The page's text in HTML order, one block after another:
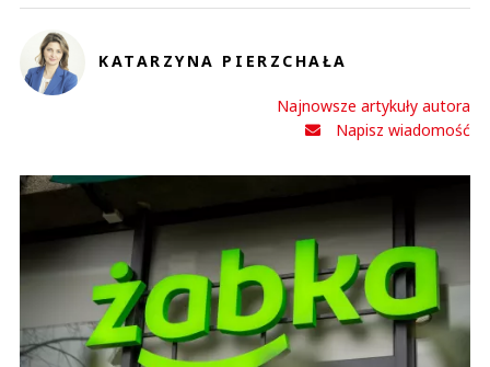
KATARZYNA PIERZCHAŁA
Najnowsze artykuły autora
Napisz wiadomość